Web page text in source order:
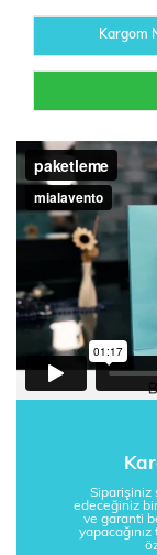
Kargom
Siparişiniz
edeceğiniz
ve garanti